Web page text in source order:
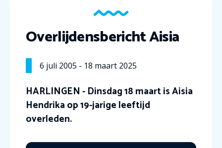
Overlijdensbericht Aisia
6 juli 2005 - 18 maart 2025
HARLINGEN - Dinsdag 18 maart is Aisia
Hendrika op 19-jarige leeftijd
overleden.